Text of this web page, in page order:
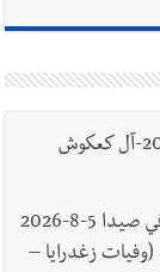
وفاة الحاجة رقية محمد حمودة -الدفن -6-8-2026-آل كعكوش
وفاة مصطفى محمد موسى 3-8-2026 والتعازي في صيدا 5-8-2026
زغدرايا –